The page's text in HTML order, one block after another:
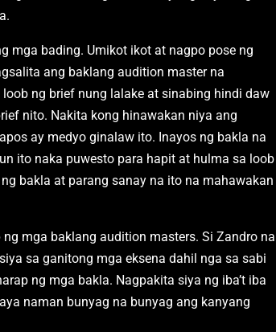
mga bading. Umikot ikot at nagpo pose ng
ang baklang audition master na
ng brief nung lalake at sinabing hindi daw
nito. Nakita kong hinawakan niya ang
ay medyo ginalaw ito. Inayos ng bakla na
ito naka puwesto para hapit at hulma sa loob
bakla at parang sanay na ito na mahawakan
mga baklang audition masters. Si Zandro na
sa ganitong mga eksena dahil nga sa sabi
ng mga bakla. Nagpakita siya ng iba’t iba
naman bunyag na bunyag ang kanyang